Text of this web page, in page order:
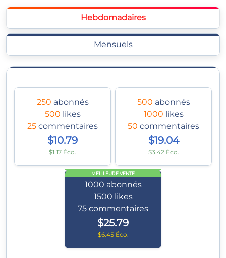
Hebdomadaires
Mensuels
250 abonnés
500 likes
25 commentaires
$10.79
$1.17 Éco.
500 abonnés
1000 likes
50 commentaires
$19.04
$3.42 Éco.
MEILLEURE VENTE
1000 abonnés
1500 likes
75 commentaires
$25.79
$6.45 Éco.